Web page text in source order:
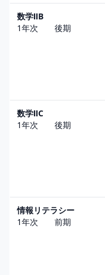
数学ⅡB
1年次 後期
数学ⅡC
1年次 後期
情報リテラシー
1年次 前期